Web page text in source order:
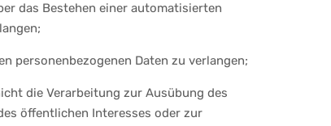
das Bestehen einer automatisierten
personenbezogenen Daten zu verlangen;
die Verarbeitung zur Ausübung des
öffentlichen Interesses oder zur